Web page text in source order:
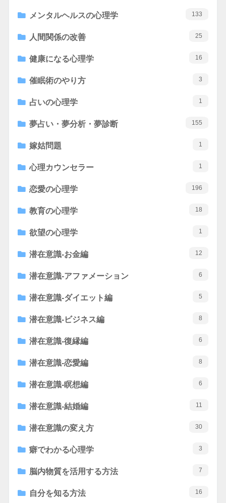
メンタルヘルスの心理学 133
人間関係の改善 25
健康になる心理学 16
催眠術のやり方 3
占いの心理学 1
夢占い・夢分析・夢診断 155
嫁姑問題 1
心理カウンセラー 1
恋愛の心理学 196
教育の心理学 18
欲望の心理学 1
潜在意識-お金編 12
潜在意識-アファメーション 6
潜在意識-ダイエット編 5
潜在意識-ビジネス編 8
潜在意識-復縁編 6
潜在意識-恋愛編 8
潜在意識-瞑想編 6
潜在意識-結婚編 11
潜在意識の変え方 30
癖でわかる心理学 3
脳内物質を活用する方法 7
自分を知る方法 16